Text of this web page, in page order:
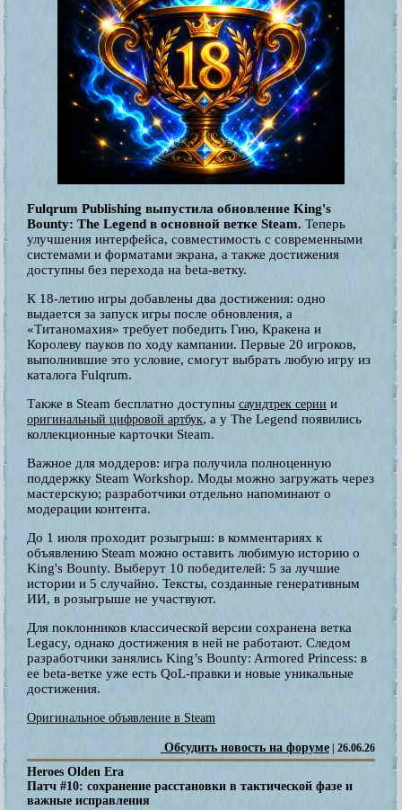
Fulqrum Publishing выпустила обновление King's
Bounty: The Legend в основной ветке Steam. Теперь
улучшения интерфейса, совместимость с современными
системами и форматами экрана, а также достижения
доступны без перехода на beta-ветку.
К 18-летию игры добавлены два достижения: одно
выдается за запуск игры после обновления, а
«Титаномахия» требует победить Гию, Кракена и
Королеву пауков по ходу кампании. Первые 20 игроков,
выполнившие это условие, смогут выбрать любую игру из
каталога Fulqrum.
Также в Steam бесплатно доступны саундтрек серии и
оригинальный цифровой артбук, а у The Legend появились
коллекционные карточки Steam.
Важное для моддеров: игра получила полноценную
поддержку Steam Workshop. Моды можно загружать через
мастерскую; разработчики отдельно напоминают о
модерации контента.
До 1 июля проходит розыгрыш: в комментариях к
объявлению Steam можно оставить любимую историю о
King's Bounty. Выберут 10 победителей: 5 за лучшие
истории и 5 случайно. Тексты, созданные генеративным
ИИ, в розыгрыше не участвуют.
Для поклонников классической версии сохранена ветка
Legacy, однако достижения в ней не работают. Следом
разработчики занялись King’s Bounty: Armored Princess: в
ее beta-ветке уже есть QoL-правки и новые уникальные
достижения.
Оригинальное объявление в Steam
Обсудить новость на форуме | 26.06.26
Heroes Olden Era
Патч #10: сохранение расстановки в тактической фазе и
важные исправления